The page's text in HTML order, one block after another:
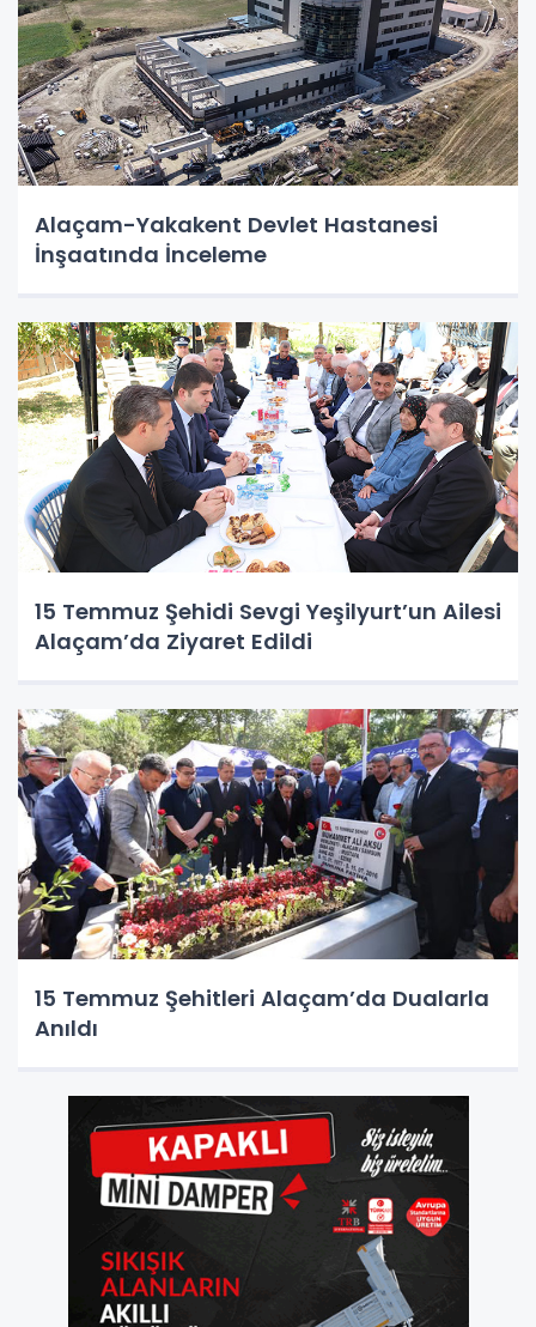
Alaçam-Yakakent Devlet Hastanesi
İnşaatında İnceleme
15 Temmuz Şehidi Sevgi Yeşilyurt’un Ailesi
Alaçam’da Ziyaret Edildi
15 Temmuz Şehitleri Alaçam’da Dualarla
Anıldı